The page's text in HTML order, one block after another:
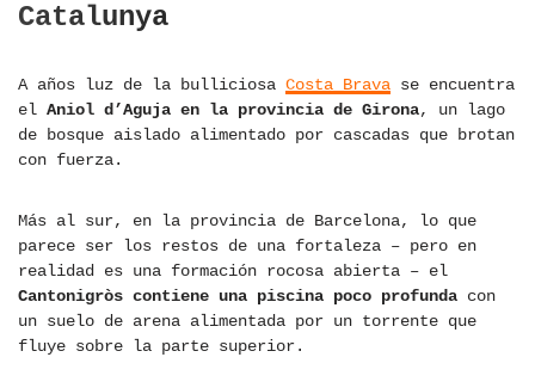
Catalunya
A años luz de la bulliciosa Costa Brava se encuentra
el Aniol d’Aguja en la provincia de Girona, un lago
de bosque aislado alimentado por cascadas que brotan
con fuerza.
Más al sur, en la provincia de Barcelona, lo que
parece ser los restos de una fortaleza – pero en
realidad es una formación rocosa abierta – el
Cantonigròs contiene una piscina poco profunda con
un suelo de arena alimentada por un torrente que
fluye sobre la parte superior.